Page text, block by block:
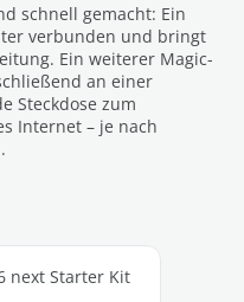
schnell gemacht: Ein
verbunden und bringt
Ein weiterer Magic-
an einer
Steckdose zum
Internet – je nach